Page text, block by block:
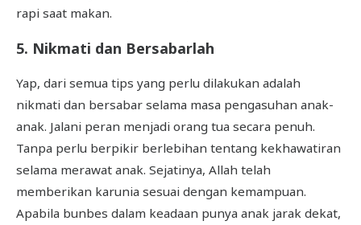
rapi saat makan.
5. Nikmati dan Bersabarlah
Yap, dari semua tips yang perlu dilakukan adalah
nikmati dan bersabar selama masa pengasuhan anak-
anak. Jalani peran menjadi orang tua secara penuh.
Tanpa perlu berpikir berlebihan tentang kekhawatiran
selama merawat anak. Sejatinya, Allah telah
memberikan karunia sesuai dengan kemampuan.
Apabila bunbes dalam keadaan punya anak jarak dekat,